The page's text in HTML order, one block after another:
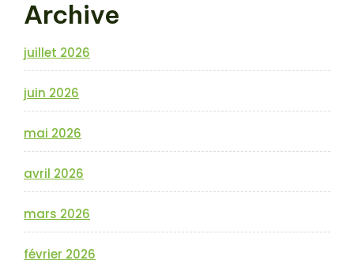
Archive
juillet 2026
juin 2026
mai 2026
avril 2026
mars 2026
février 2026